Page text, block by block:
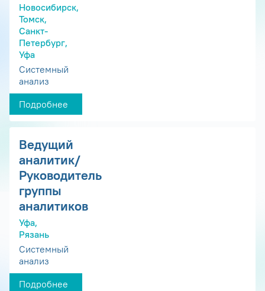
Новосибирск,
Томск,
Санкт-
Петербург,
Уфа
Системный
анализ
Подробнее
Ведущий
аналитик/
Руководитель
группы
аналитиков
Уфа,
Рязань
Системный
анализ
Подробнее